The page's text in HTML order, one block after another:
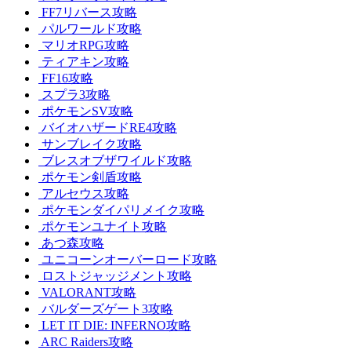
FF7リバース攻略
パルワールド攻略
マリオRPG攻略
ティアキン攻略
FF16攻略
スプラ3攻略
ポケモンSV攻略
バイオハザードRE4攻略
サンブレイク攻略
ブレスオブザワイルド攻略
ポケモン剣盾攻略
アルセウス攻略
ポケモンダイパリメイク攻略
ポケモンユナイト攻略
あつ森攻略
ユニコーンオーバーロード攻略
ロストジャッジメント攻略
VALORANT攻略
バルダーズゲート3攻略
LET IT DIE: INFERNO攻略
ARC Raiders攻略